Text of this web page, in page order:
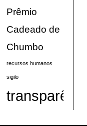
Prêmio
Cadeado de
Chumbo
recursos humanos
sigilo
transparência